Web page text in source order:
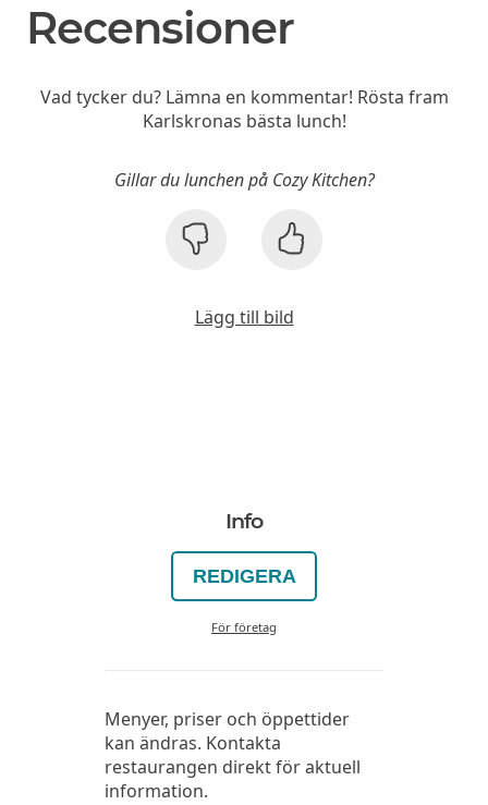
Recensioner
Vad tycker du? Lämna en kommentar! Rösta fram
Karlskronas bästa lunch!
Gillar du lunchen på Cozy Kitchen?
Lägg till bild
Info
REDIGERA
För företag
Menyer, priser och öppettider
kan ändras. Kontakta
restaurangen direkt för aktuell
information.